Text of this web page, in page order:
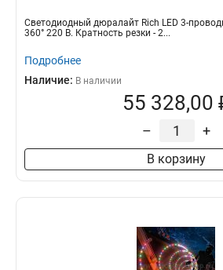
Светодиодный дюралайт Rich LED 3-
360° 220 В. Кратность резки - 2...
Подробнее
Наличие: В наличии
55 328,00
– +
В корзину